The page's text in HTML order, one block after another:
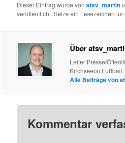
Dieser Eintrag wurde vonatsv_martin
veröffentlicht. Setze ein Lesezeichen für
Über
Leiter Presse/
Kirchseeon Fußball.
Alle Beiträge von
Kommentar